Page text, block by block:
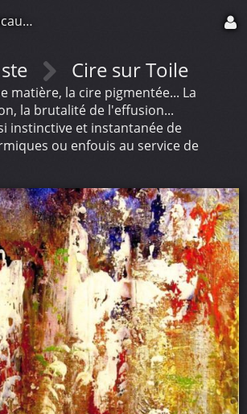
Cire sur Toile
matière, la cire pigmentée... La
la brutalité de l'effusion...
instinctive et instantanée de
ou enfouis au service de